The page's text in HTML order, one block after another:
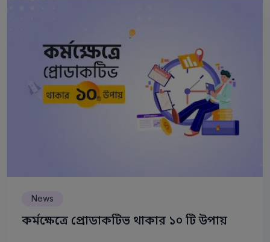
News
কর্মক্ষেত্রে প্রোডাকটিভ থাকার ১০ টি উপায়